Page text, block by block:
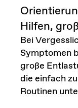
Hilfen,
Bei
Symptomen
große
die einfach
Routinen